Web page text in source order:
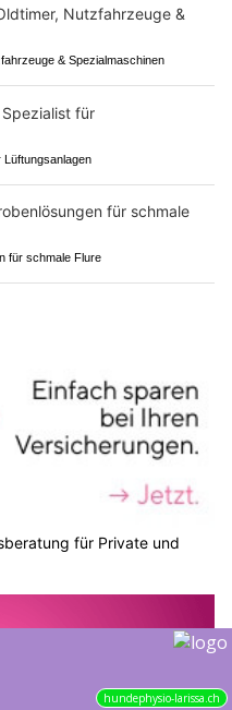
& Spezialmaschinen
für schmale Flure
für Private und